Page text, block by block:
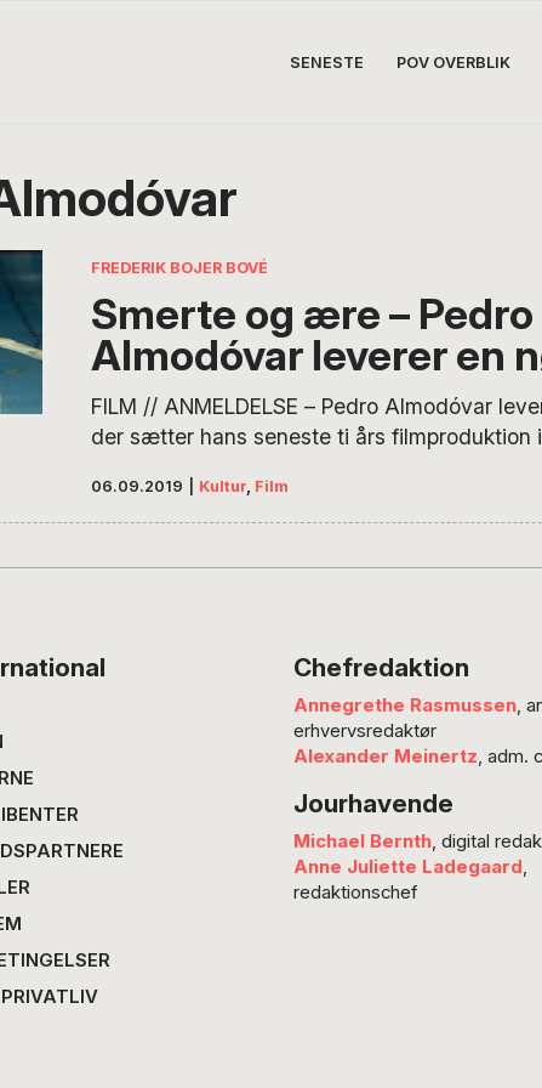
SENESTE POV OVERBLIK
FREDERIK BOJER BOVÉ
Smerte og ære – Pedro
Almodóvar leverer en
FILM // ANMELDELSE – Pedro Almodóvar
der sætter hans seneste ti års filmproduktion
undgå at blive en smule glad, når
Antonio Banderas spiller så forbløffende
06.09.2019 Kultur, Film
Chefredaktion
Annegrethe Rasmussen,
erhvervsredaktør
Alexander Meinertz, adm.
Jourhavende
Michael Bernth, digital
Anne Juliette Ladegaard,
redaktionschef